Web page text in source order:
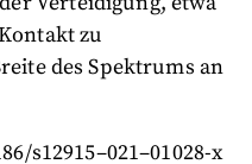
zu
des Spektrums an
s12915–021–01028-x